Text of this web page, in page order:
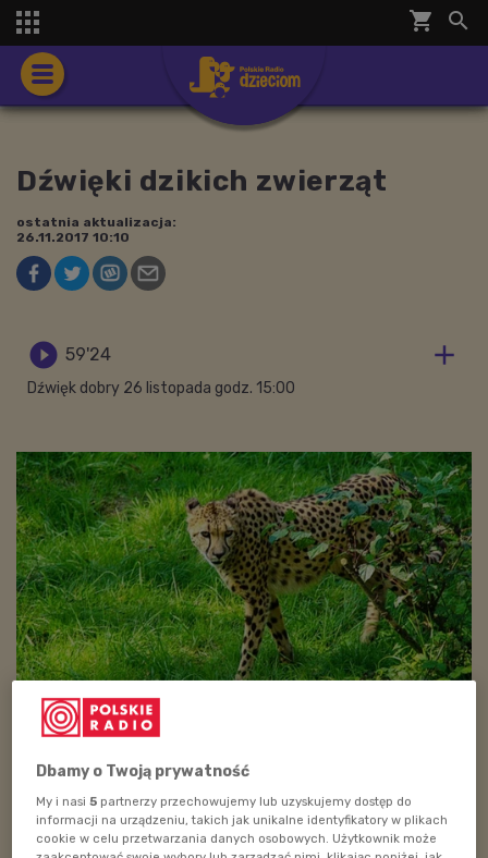
shopping_cart 

Dźwięki dzikich zwierząt
ostatnia aktualizacja:
26.11.2017 10:10
 59'24 
Dźwięk dobry 26 listopada godz. 15:00
zdjęcie ilustracyjne Foto: pixabay.com/domena publiczna
Tym razem zapraszam na spotkanie z Małgorzatą
Zdziechowską. Nazywana jest polską Doktor Dolittle, bo
potrafi porozumiewać się z dzikimi zwierzętami jak nikt.
Jest wolontariuszką i jeździ po świecie, by opiekować
Dbamy o Twoją prywatność
My i nasi5 partnerzy przechowujemy lub uzyskujemy dostęp do
informacji na urządzeniu, takich jak unikalne identyfikatory w plikach
cookie w celu przetwarzania danych osobowych. Użytkownik może